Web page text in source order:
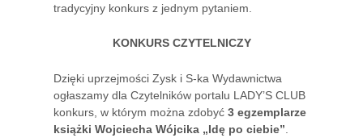
tradycyjny konkurs z jednym pytaniem.
KONKURS CZYTELNICZY
Dzięki uprzejmości Zysk i S-ka Wydawnictwa
ogłaszamy dla Czytelników portalu LADY’S CLUB
konkurs, w którym można zdobyć 3 egzemplarze
książki Wojciecha Wójcika „Idę po ciebie”